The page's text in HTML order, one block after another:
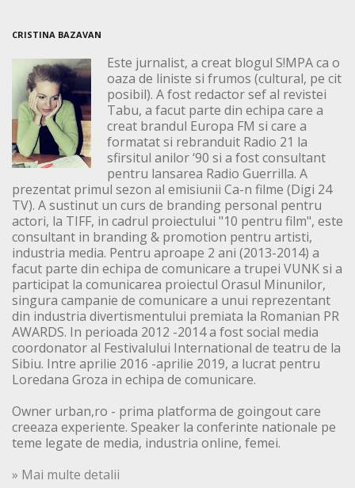
CRISTINA BAZAVAN
Este jurnalist, a creat blogul S!MPA ca o
oaza de liniste si frumos (cultural, pe cit
posibil). A fost redactor sef al revistei
Tabu, a facut parte din echipa care a
creat brandul Europa FM si care a
formatat si rebranduit Radio 21 la
sfirsitul anilor ‘90 si a fost consultant
pentru lansarea Radio Guerrilla. A
prezentat primul sezon al emisiunii Ca-n filme (Digi 24
TV). A sustinut un curs de branding personal pentru
actori, la TIFF, in cadrul proiectului "10 pentru film", este
consultant in branding & promotion pentru artisti,
industria media. Pentru aproape 2 ani (2013-2014) a
facut parte din echipa de comunicare a trupei VUNK si a
participat la comunicarea proiectul Orasul Minunilor,
singura campanie de comunicare a unui reprezentant
din industria divertismentului premiata la Romanian PR
AWARDS. In perioada 2012 -2014 a fost social media
coordonator al Festivalului International de teatru de la
Sibiu. Intre aprilie 2016 -aprilie 2019, a lucrat pentru
Loredana Groza in echipa de comunicare.
Owner urban,ro - prima platforma de goingout care
creeaza experiente. Speaker la conferinte nationale pe
teme legate de media, industria online, femei.
» Mai multe detalii